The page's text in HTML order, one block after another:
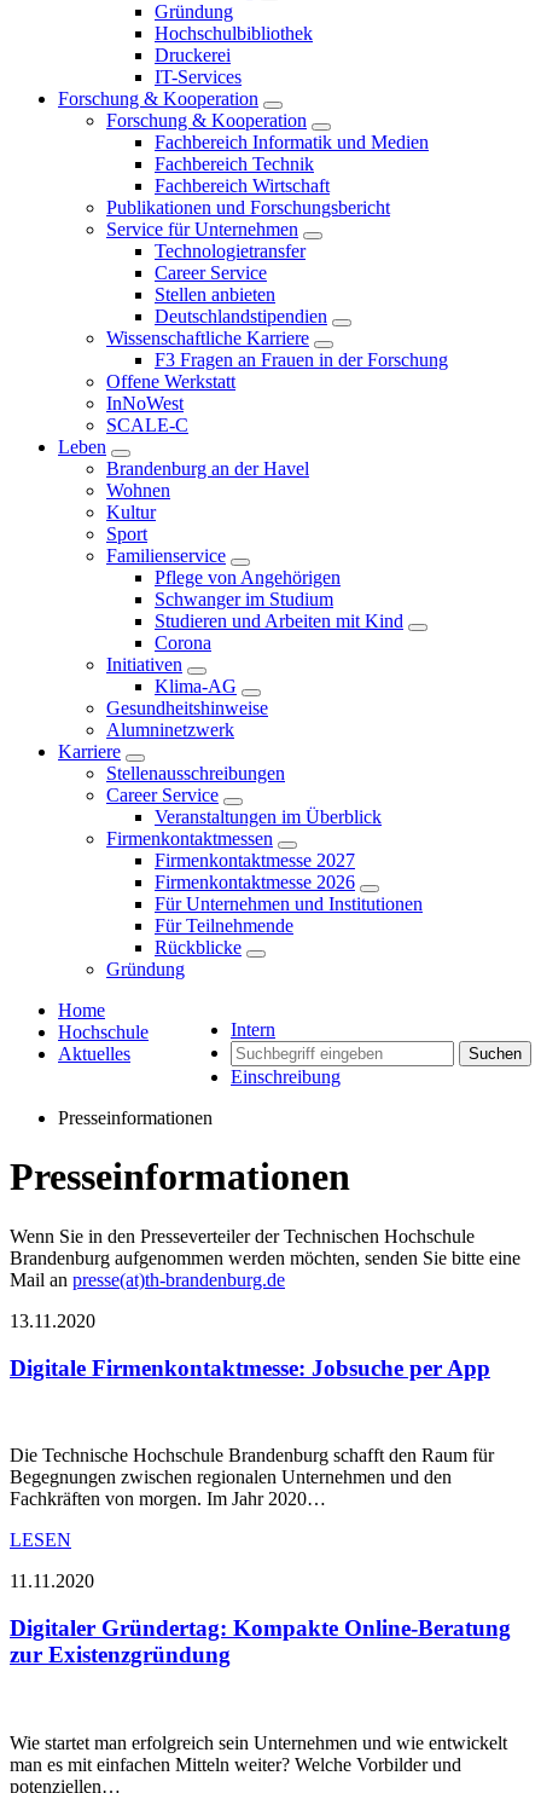
Gründung
Hochschulbibliothek
Druckerei
IT-Services
Forschung & Kooperation
Forschung & Kooperation
Fachbereich Informatik und Medien
Fachbereich Technik
Fachbereich Wirtschaft
Publikationen und Forschungsbericht
Service für Unternehmen
Technologietransfer
Career Service
Stellen anbieten
Deutschlandstipendien
Wissenschaftliche Karriere
F3 Fragen an Frauen in der Forschung
Offene Werkstatt
InNoWest
SCALE-C
Leben
Brandenburg an der Havel
Wohnen
Kultur
Sport
Familienservice
Pflege von Angehörigen
Schwanger im Studium
Studieren und Arbeiten mit Kind
Corona
Initiativen
Klima-AG
Gesundheitshinweise
Alumninetzwerk
Karriere
Stellenausschreibungen
Career Service
Veranstaltungen im Überblick
Firmenkontaktmessen
Firmenkontaktmesse 2027
Firmenkontaktmesse 2026
Für Unternehmen und Institutionen
Für Teilnehmende
Rückblicke
Gründung
Intern
Suchen
Einschreibung
Home
Hochschule
Aktuelles
Presseinformationen
Presseinformationen
Wenn Sie in den Presseverteiler der Technischen Hochschule
Brandenburg aufgenommen werden möchten, senden Sie bitte eine
Mail an presse(at)th-brandenburg.de
13.11.2020
Digitale Firmenkontaktmesse: Jobsuche per App
Die Technische Hochschule Brandenburg schafft den Raum für
Begegnungen zwischen regionalen Unternehmen und den
Fachkräften von morgen. Im Jahr 2020…
LESEN
11.11.2020
Digitaler Gründertag: Kompakte Online-Beratung
zur Existenzgründung
Wie startet man erfolgreich sein Unternehmen und wie entwickelt
man es mit einfachen Mitteln weiter? Welche Vorbilder und
potenziellen…